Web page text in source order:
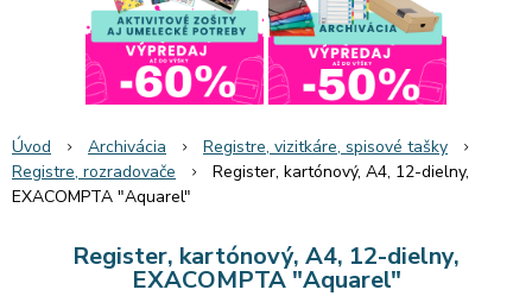
Úvod Archivácia
Registre, vizitkáre, spisové tašky
Registre, rozradovače
Register, kartónový, A4, 12-dielny,
EXACOMPTA "Aquarel"
Register, kartónový, A4, 12-dielny,
EXACOMPTA "Aquarel"